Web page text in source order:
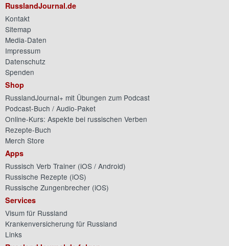
RusslandJournal.de
Kontakt
Sitemap
Media-Daten
Impressum
Datenschutz
Spenden
Shop
RusslandJournal+ mit Übungen zum Podcast
Podcast-Buch / Audio-Paket
Online-Kurs: Aspekte bei russischen Verben
Rezepte-Buch
Merch Store
Apps
Russisch Verb Trainer (iOS / Android)
Russische Rezepte (iOS)
Russische Zungenbrecher (iOS)
Services
Visum für Russland
Krankenversicherung für Russland
Links